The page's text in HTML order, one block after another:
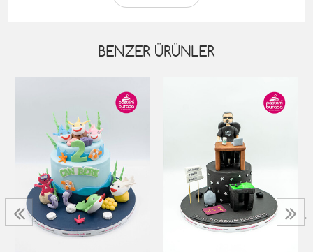
BENZER ÜRÜNLER
‹ ›